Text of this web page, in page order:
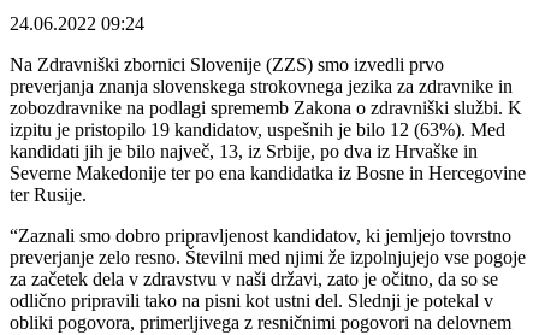
24.06.2022 09:24
Na Zdravniški zbornici Slovenije (ZZS) smo izvedli prvo
preverjanja znanja slovenskega strokovnega jezika za zdravnike in
zobozdravnike na podlagi sprememb Zakona o zdravniški službi. K
izpitu je pristopilo 19 kandidatov, uspešnih je bilo 12 (63%). Med
kandidati jih je bilo največ, 13, iz Srbije, po dva iz Hrvaške in
Severne Makedonije ter po ena kandidatka iz Bosne in Hercegovine
ter Rusije.
“Zaznali smo dobro pripravljenost kandidatov, ki jemljejo tovrstno
preverjanje zelo resno. Številni med njimi že izpolnjujejo vse pogoje
za začetek dela v zdravstvu v naši državi, zato je očitno, da so se
odlično pripravili tako na pisni kot ustni del. Slednji je potekal v
obliki pogovora, primerljivega z resničnimi pogovori na delovnem